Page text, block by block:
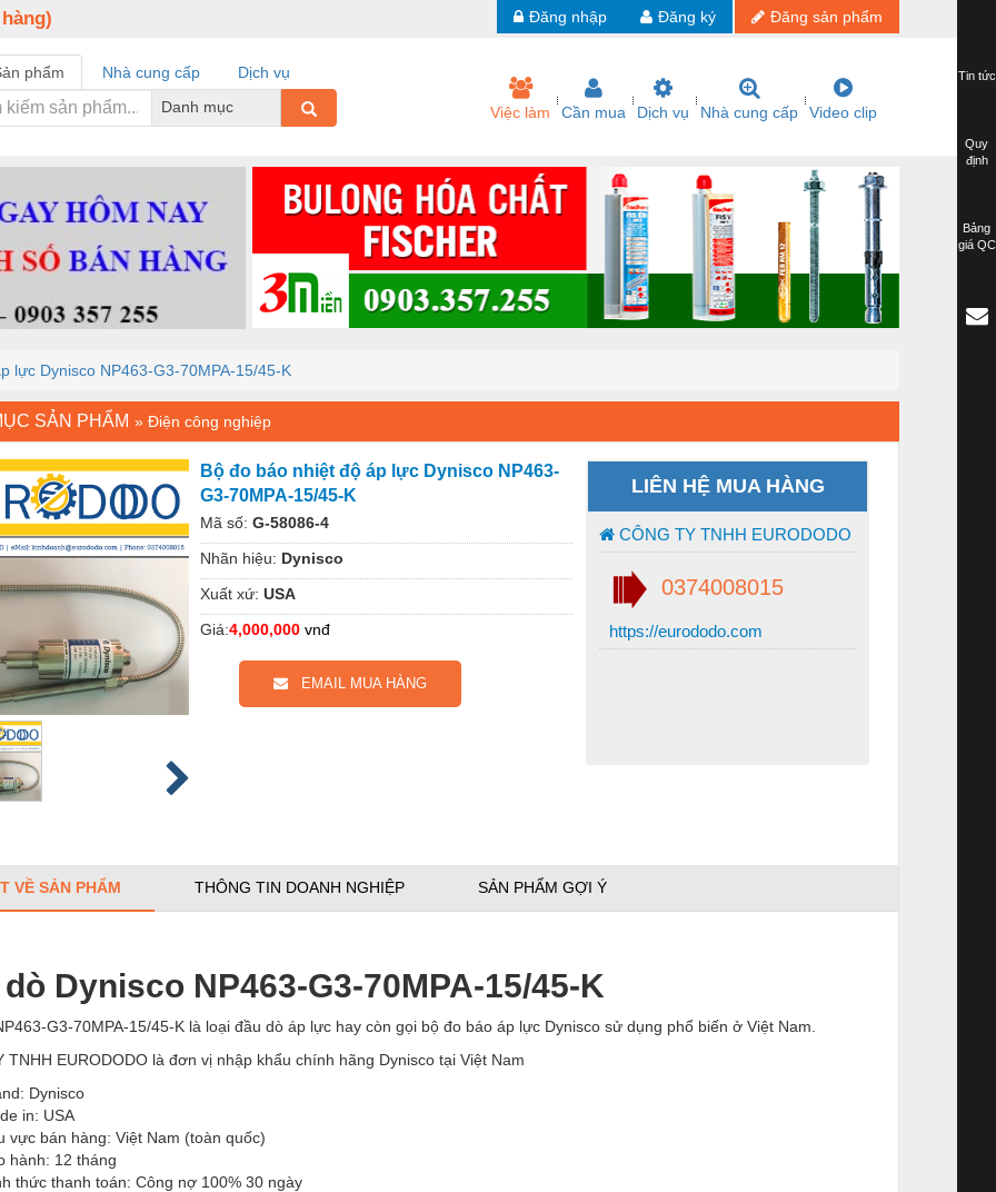
Đăng sản phẩm
Đăng ký
Đăng nhập
phẩm Nhà cung cấp
Dịch vụ
Danh mục
Việc làm Cần mua Dịch vụ Nhà cung cấp Video clip
lực Dynisco NP463-G3-70MPA-15/45-K
SẢN PHẨM » Điện công nghiệp
Bộ đo báo nhiệt độ áp lực Dynisco NP463-
G3-70MPA-15/45-K
Mã số: G-58086-4
Nhãn hiệu: Dynisco
Xuất xứ: USA
Giá:4,000,000 vnđ
EMAIL MUA HÀNG
LIÊN HỆ MUA HÀNG
CÔNG TY TNHH EURODODO
0374008015
https://eurododo.com
VỀ SẢN PHẨM THÔNG TIN DOANH NGHIỆP SẢN PHẨM GỢI Ý
Dynisco NP463-G3-70MPA-15/45-K
G3-70MPA-15/45-K là loại đầu dò áp lực hay còn gọi bộ đo báo áp lực Dynisco sử dụng phổ biến ở Việt Nam.
TNHH EURODODO là đơn vị nhập khẩu chính hãng Dynisco tại Việt Nam
Dynisco
in: USA
vực bán hàng: Việt Nam (toàn quốc)
hành: 12 tháng
thức thanh toán: Công nợ 100% 30 ngày
Tin tức
Quy
định
Bảng
giá QC